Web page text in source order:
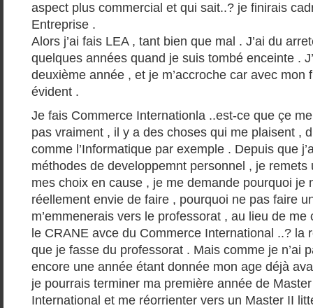
aspect plus commercial et qui sait..? je finirais
Entreprise .
Alors j’ai fais LEA , tant bien que mal . J’ai du
quelques années quand je suis tombé enceinte .
deuxième année , et je m’accroche car avec mon
évident .
Je fais Commerce Internationla ..est-ce que çe
pas vraiment , il y a des choses qui me plaisent ,
comme l’Informatique par exemple . Depuis que
méthodes de developpemnt personnel , je remets
mes choix en cause , je me demande pourquoi je
réellement envie de faire , pourquoi ne pas faire
m’emmenerais vers le professorat , au lieu de
le CRANE avce du Commerce International ..? la
que je fasse du professorat . Mais comme je n’ai
encore une année étant donnée mon age déjà
je pourrais terminer ma première année de
International et me réorrienter vers un Master II